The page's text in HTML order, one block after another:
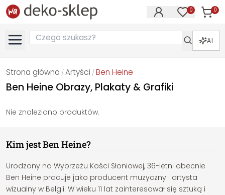
0 0
AI
Strona główna /Artyści /Ben Heine
Ben Heine Obrazy, Plakaty & Grafiki
Nie znaleziono produktów.
Kim jest Ben Heine?
Urodzony na Wybrzeżu Kości Słoniowej, 36-letni obecnie
Ben Heine pracuje jako producent muzyczny i artysta
wizualny w Belgii. W wieku 11 lat zainteresował się sztuką i